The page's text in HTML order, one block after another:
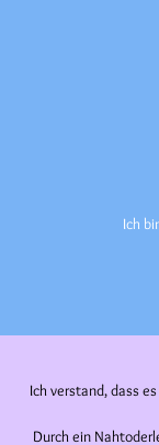
Ich
Ich verstand, dass
Durch ein